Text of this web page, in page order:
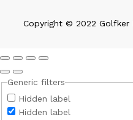
Copyright © 2022
Generic filters
Hidden label
Hidden label